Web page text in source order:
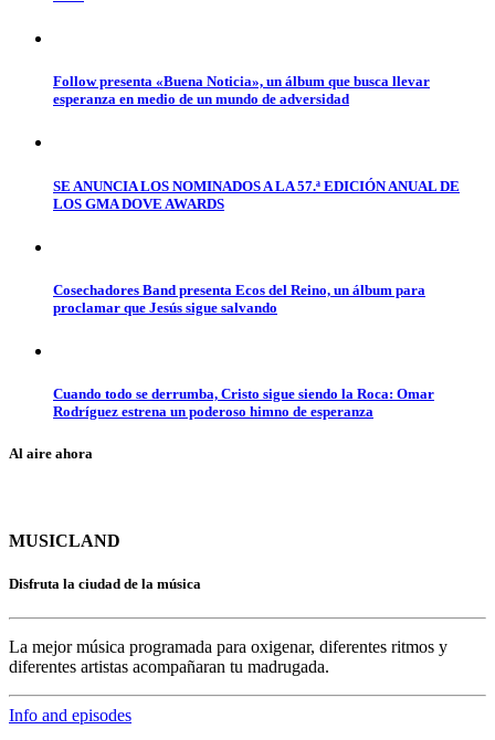
Follow presenta «Buena Noticia», un álbum que busca llevar
esperanza en medio de un mundo de adversidad
SE ANUNCIA LOS NOMINADOS A LA 57.ª EDICIÓN ANUAL DE
LOS GMA DOVE AWARDS
Cosechadores Band presenta Ecos del Reino, un álbum para
proclamar que Jesús sigue salvando
Cuando todo se derrumba, Cristo sigue siendo la Roca: Omar
Rodríguez estrena un poderoso himno de esperanza
Al aire ahora
MUSICLAND
Disfruta la ciudad de la música
La mejor música programada para oxigenar, diferentes ritmos y
diferentes artistas acompañaran tu madrugada.
Info and episodes